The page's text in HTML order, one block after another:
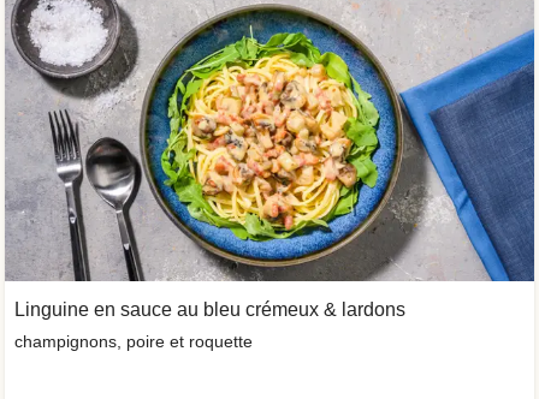
Linguine en sauce au bleu crémeux & lardons
champignons, poire et roquette